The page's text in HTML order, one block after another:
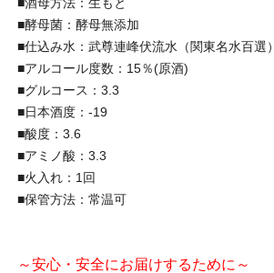
■酵母菌：酵母無添加
■仕込み水：武尊連峰伏流水（関東名水百選）
■アルコール度数：15％(原酒)
■グルコース：3.3
■日本酒度：-19
■酸度：3.6
■アミノ酸：3.3
■火入れ：1回
■保管方法：常温可
～安心・安全にお届けするために～